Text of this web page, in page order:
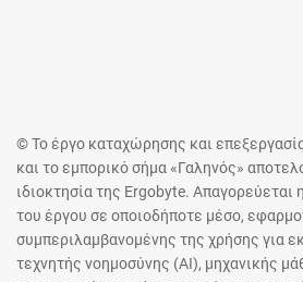
© Το έργο καταχώρησης και
και το εμπορικό σήμα «Γαληνός»
ιδιοκτησία της Ergobyte.
του έργου σε οποιοδήποτε μέσο,
συμπεριλαμβανομένης της χρήσης για
τεχνητής νοημοσύνης (AI), μηχανικής